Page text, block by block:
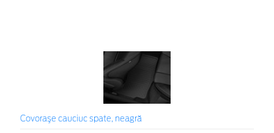
Covoraşe cauciuc spate, neagră